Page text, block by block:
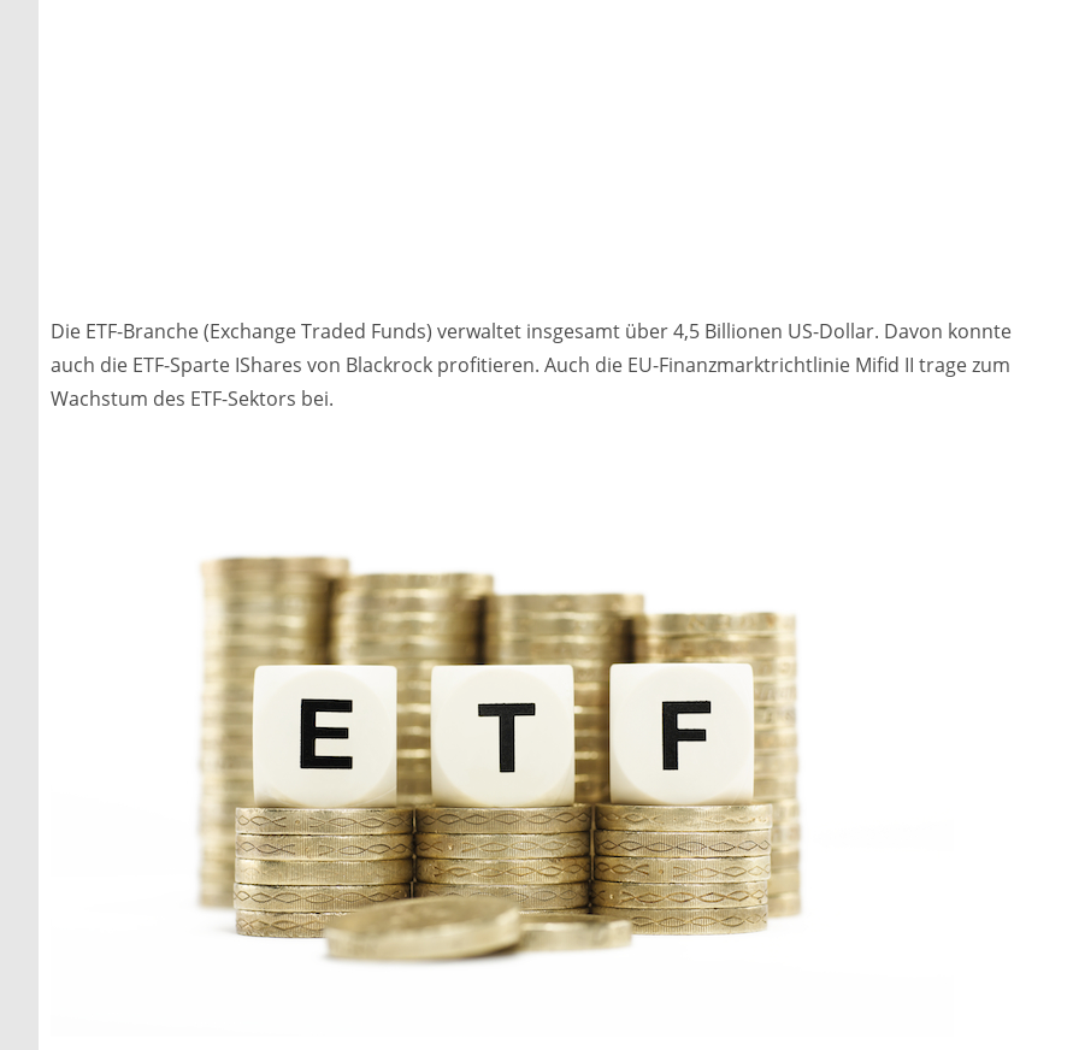
Die ETF-Branche (Exchange Traded Funds) verwaltet insgesamt über 4,5 Billionen US-Dollar. Davon konnte
auch die ETF-Sparte IShares von Blackrock profitieren. Auch die EU-Finanzmarktrichtlinie Mifid II trage zum
Wachstum des ETF-Sektors bei.